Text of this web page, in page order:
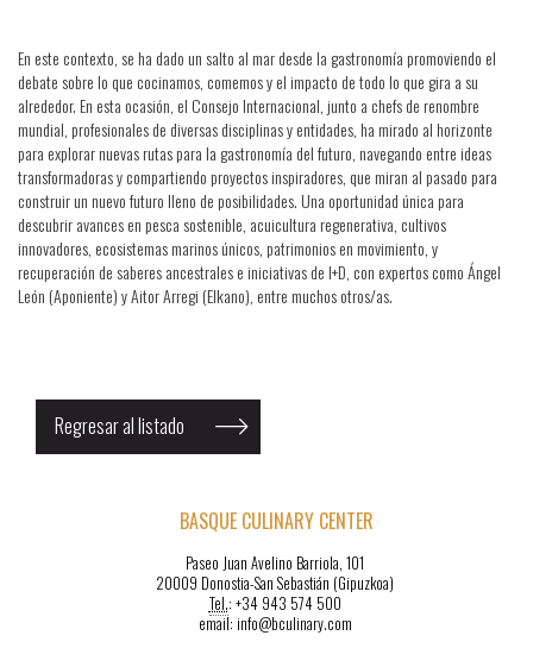
En este contexto, se ha dado un salto al mar desde la gastronomía promoviendo el
debate sobre lo que cocinamos, comemos y el impacto de todo lo que gira a su
alrededor. En esta ocasión, el Consejo Internacional, junto a chefs de renombre
mundial, profesionales de diversas disciplinas y entidades, ha mirado al horizonte
para explorar nuevas rutas para la gastronomía del futuro, navegando entre ideas
transformadoras y compartiendo proyectos inspiradores, que miran al pasado para
construir un nuevo futuro lleno de posibilidades. Una oportunidad única para
descubrir avances en pesca sostenible, acuicultura regenerativa, cultivos
innovadores, ecosistemas marinos únicos, patrimonios en movimiento, y
recuperación de saberes ancestrales e iniciativas de I+D, con expertos como Ángel
León (Aponiente) y Aitor Arregi (Elkano), entre muchos otros/as.
Regresar al listado
BASQUE CULINARY CENTER
Paseo Juan Avelino Barriola, 101
20009 Donostia-San Sebastián (Gipuzkoa)
Tel.: +34 943 574 500
email: info@bculinary.com